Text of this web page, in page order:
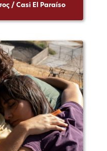
/ Casi El Paraíso